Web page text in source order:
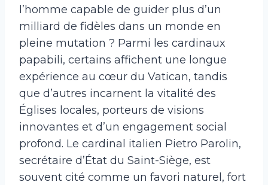
l’homme capable de guider plus d’un
milliard de fidèles dans un monde en
pleine mutation ? Parmi les cardinaux
papabili, certains affichent une longue
expérience au cœur du Vatican, tandis
que d’autres incarnent la vitalité des
Églises locales, porteurs de visions
innovantes et d’un engagement social
profond. Le cardinal italien Pietro Parolin,
secrétaire d’État du Saint-Siège, est
souvent cité comme un favori naturel, fort